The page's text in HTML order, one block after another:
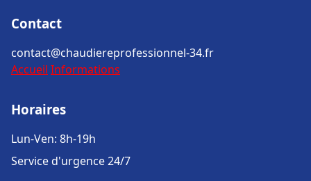
Contact
contact@chaudiereprofessionnel-34.fr
Accueil Informations
Horaires
Lun-Ven: 8h-19h
Service d'urgence 24/7